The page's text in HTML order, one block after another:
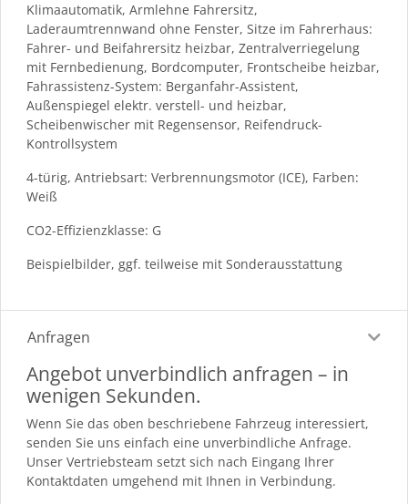
Klimaautomatik, Armlehne Fahrersitz,
Laderaumtrennwand ohne Fenster, Sitze im Fahrerhaus:
Fahrer- und Beifahrersitz heizbar, Zentralverriegelung
mit Fernbedienung, Bordcomputer, Frontscheibe heizbar,
Fahrassistenz-System: Berganfahr-Assistent,
Außenspiegel elektr. verstell- und heizbar,
Scheibenwischer mit Regensensor, Reifendruck-
Kontrollsystem
4-türig, Antriebsart: Verbrennungsmotor (ICE), Farben:
Weiß
CO2-Effizienzklasse: G
Beispielbilder, ggf. teilweise mit Sonderausstattung
Anfragen
Angebot unverbindlich anfragen – in
wenigen Sekunden.
Wenn Sie das oben beschriebene Fahrzeug interessiert,
senden Sie uns einfach eine unverbindliche Anfrage.
Unser Vertriebsteam setzt sich nach Eingang Ihrer
Kontaktdaten umgehend mit Ihnen in Verbindung.